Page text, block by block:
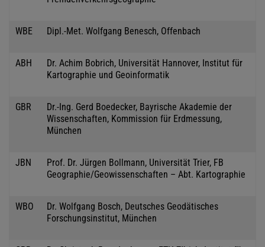
WBE Dipl.-Met. Wolfgang Benesch, Offenbach
ABH
Dr. Achim Bobrich, Universität Hannover, Institut für
Kartographie und Geoinformatik
GBR
Dr.-Ing. Gerd Boedecker, Bayrische Akademie der
Wissenschaften, Kommission für Erdmessung,
München
JBN
Prof. Dr. Jürgen Bollmann, Universität Trier, FB
Geographie/Geowissenschaften – Abt. Kartographie
WBO
Dr. Wolfgang Bosch, Deutsches Geodätisches
Forschungsinstitut, München